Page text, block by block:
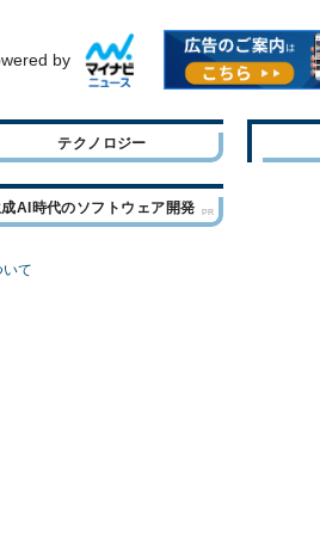
by
テクノロジー
AI時代のソフトウェア開発
て